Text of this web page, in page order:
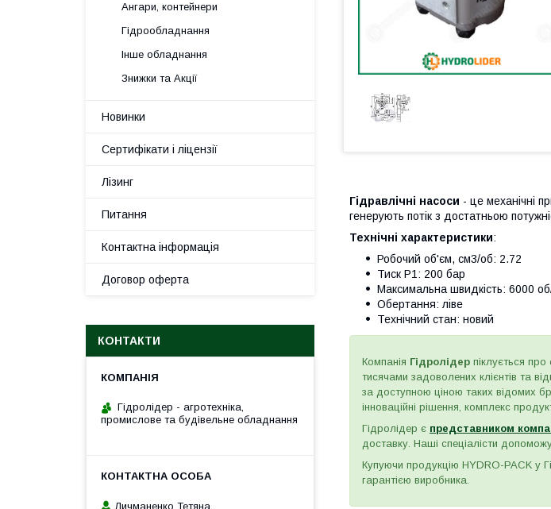
Гідравлічні насоси - це механічні
генерують потік з достатньою
Технічні характеристики:
Робочий об'єм, см3/об: 2.72
Тиск P1: 200 бар
Максимальна швидкість: 6000
Обертання: ліве
Технічний стан: новий
Компанія Гідролідер піклується про
тисячами задоволених клієнтів та
за доступною ціною таких відомих
інноваційні рішення, комплекс
Гідролідер є представником
доставку. Наші спеціалісти
Купуючи продукцію HYDRO-PACK у
гарантією виробника.
Ангари, контейнери
Гідрообладнання
Інше обладнання
Знижки та Акції
Новинки
Сертифікати і ліцензії
Лізинг
Питання
Контактна інформація
Договор оферта
КОНТАКТИ
Гідролідер - агротехніка,
промислове та будівельне обладнання
Личманенко Тетяна